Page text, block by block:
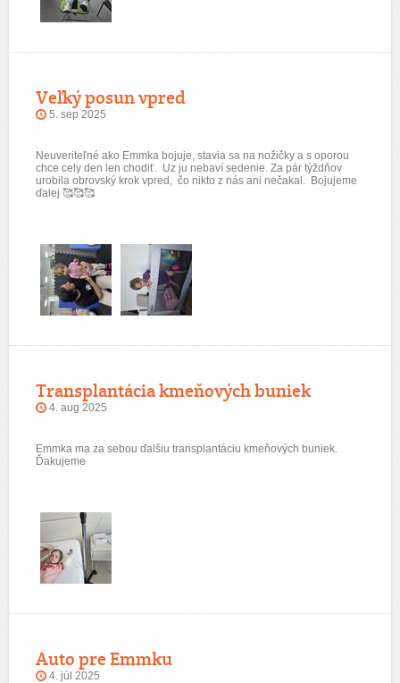
Veľký posun vpred
5. sep 2025
Neuveriteľné ako Emmka bojuje, stavia sa na nožičky a s oporou
chce cely den len chodiť. Uz ju nebaví sedenie. Za pár týždňov
urobila obrovský krok vpred, čo nikto z nás ani nečakal. Bojujeme
ďalej 🥰🥰🥰
Transplantácia kmeňových buniek
4. aug 2025
Emmka ma za sebou ďalšiu transplantáciu kmeňových buniek.
Ďakujeme
Auto pre Emmku
4. júl 2025